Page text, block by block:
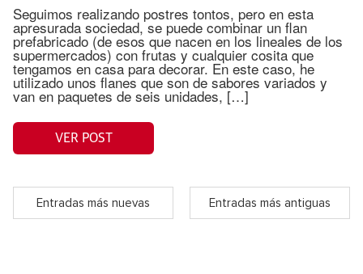
Seguimos realizando postres tontos, pero en esta
apresurada sociedad, se puede combinar un flan
prefabricado (de esos que nacen en los lineales de los
supermercados) con frutas y cualquier cosita que
tengamos en casa para decorar. En este caso, he
utilizado unos flanes que son de sabores variados y
van en paquetes de seis unidades, […]
VER POST
Entradas más nuevas Entradas más antiguas